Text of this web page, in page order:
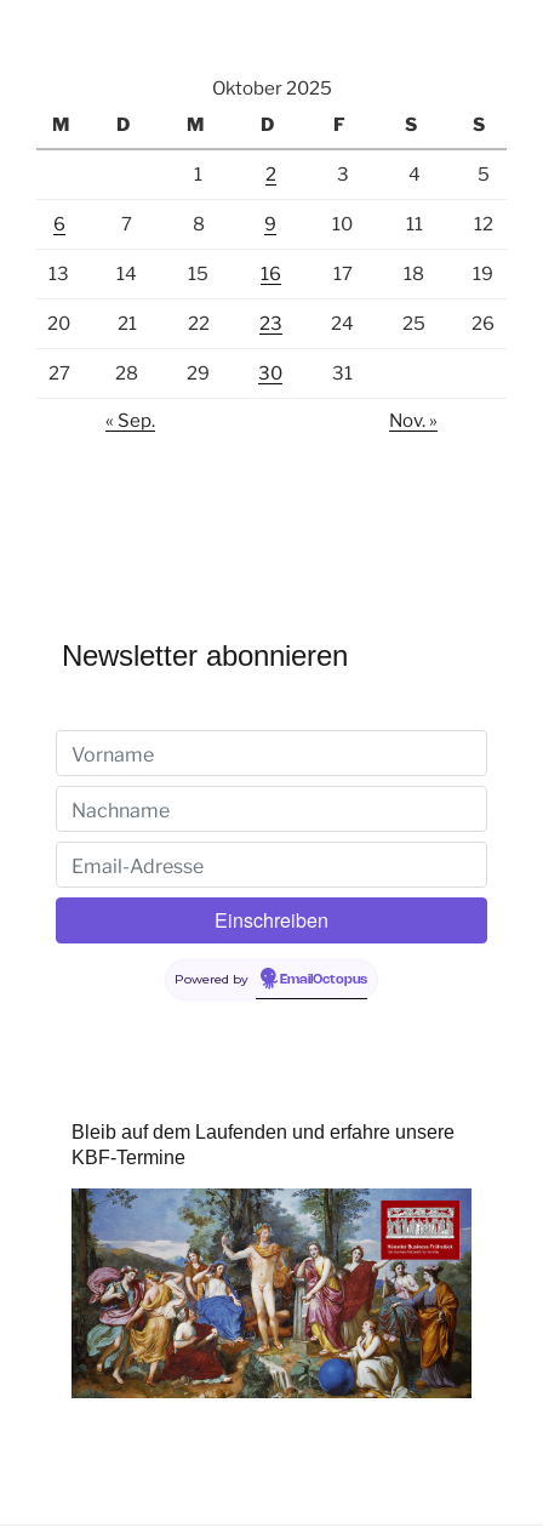
Oktober 2025
M
D M D F S S
1 2 3 4 5
6 7 8 9 10 11 12
13 14 15 16 17 18 19
20 21 22 23 24 25 26
27 28 29 30 31
« Sep. Nov. »
Newsletter abonnieren
Powered by EmailOctopus
Bleib auf dem Laufenden und erfahre unsere
KBF-Termine